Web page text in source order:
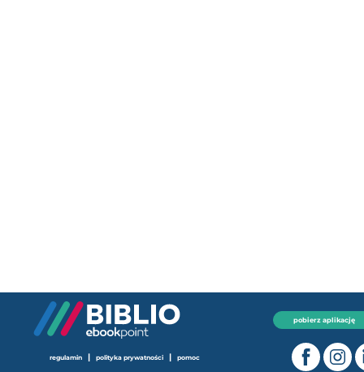
pobierz aplikację
regulamin | polityka prywatności | pomoc